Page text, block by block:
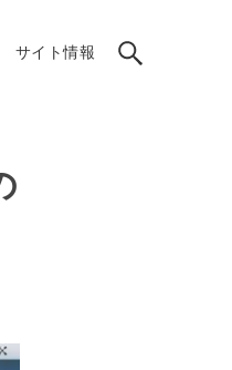
サイト情報